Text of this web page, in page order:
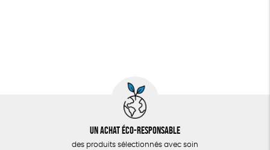
Un achat éco-responsable
des produits sélectionnés avec soin